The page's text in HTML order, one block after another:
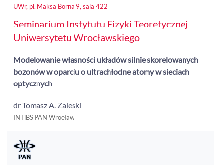
UWr, pl. Maksa Borna 9, sala 422
Seminarium Instytutu Fizyki Teoretycznej
Uniwersytetu Wrocławskiego
Modelowanie własności układów silnie skorelowanych
bozonów w oparciu o ultrachłodne atomy w sieciach
optycznych
dr Tomasz A. Zaleski
INTiBS PAN Wrocław